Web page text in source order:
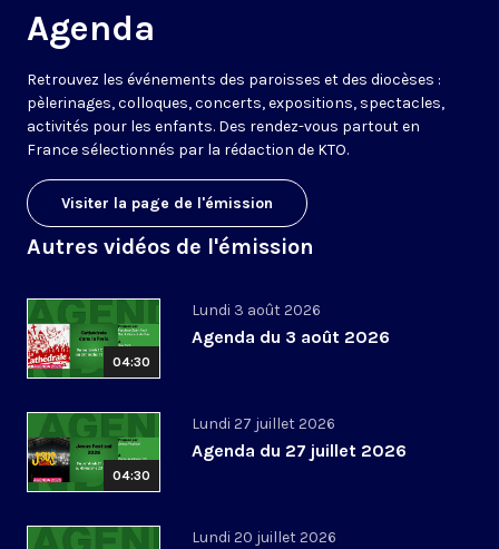
Agenda
Retrouvez les événements des paroisses et des diocèses :
pèlerinages, colloques, concerts, expositions, spectacles,
activités pour les enfants. Des rendez-vous partout en
France sélectionnés par la rédaction de KTO.
Visiter la page de l'émission
Autres vidéos de l'émission
04:30
Lundi 3 août 2026
Agenda du 3 août 2026
04:30
Lundi 27 juillet 2026
Agenda du 27 juillet 2026
Lundi 20 juillet 2026